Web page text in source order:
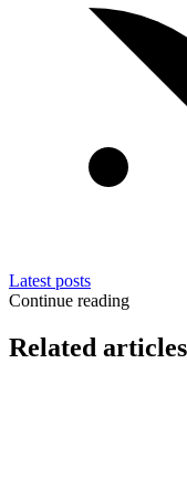
Latest posts
Continue reading
Related articles